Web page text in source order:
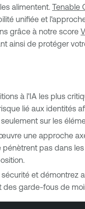
alimentent. Tenable
unifiée et
grâce à notre score
ainsi de protéger
à l'IA les plus
lié aux identités
sur les
une approche
pas dans
et démontrez
garde-fous de